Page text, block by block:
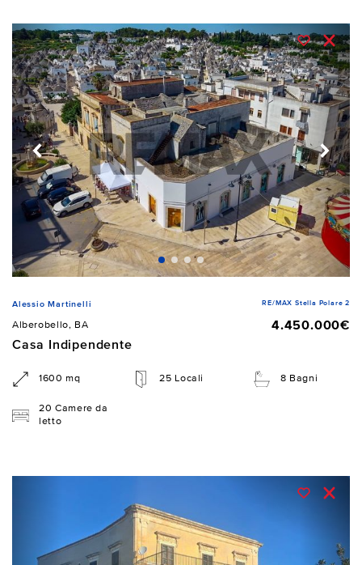
Alessio Martinelli RE/MAX Stella Polare 2
Alberobello, BA
4.450.000€
Casa Indipendente
1600 mq 25 Locali 8 Bagni
20 Camere da
letto